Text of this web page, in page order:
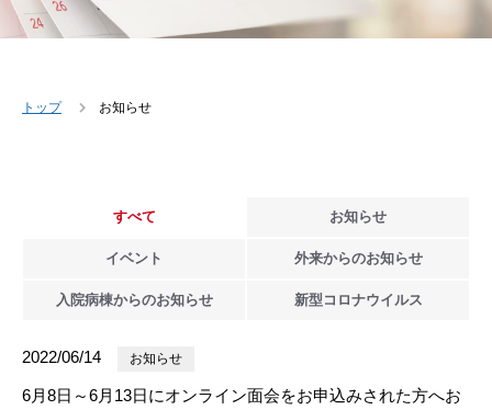
トップ お知らせ
すべて お知らせ
イベント 外来からのお知らせ
入院病棟からのお知らせ 新型 コロナウイルス
2022/06/14 お知らせ
6月8日～6月13日にオンライン面会をお申込みされた方へお